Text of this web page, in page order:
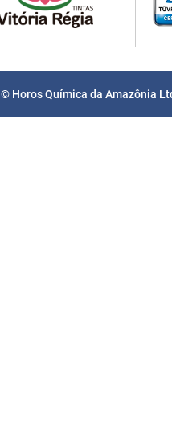
© Horos Química da Amazônia